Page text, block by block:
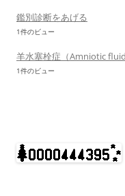
鑑別診断をあげる
1件のビュー
羊水塞栓症（Amniotic fluid
1件のビュー